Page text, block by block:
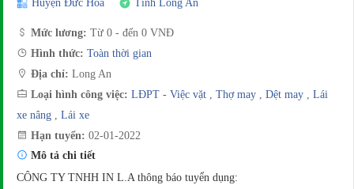
Huyện Đức Hòa Tỉnh Long An
Mức lương: Từ 0 - đến 0 VNĐ
Hình thức: Toàn thời gian
Địa chỉ: Long An
Loại hình công việc: LĐPT - Việc vặt Thợ may Dệt may
Lái
xe nâng
Lái xe
Hạn tuyển: 02-01-2022
Mô tả chi tiết
CÔNG TY TNHH IN L.A thông báo tuyển dụng: